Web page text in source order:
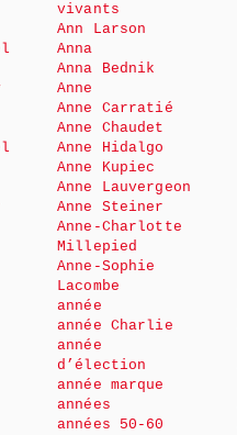
vivants
Ann Larson
Anna
Anna Bednik
Anne
Anne Carratié
Anne Chaudet
Anne Hidalgo
Anne Kupiec
Anne Lauvergeon
Anne Steiner
Anne-Charlotte
Millepied
Anne-Sophie
Lacombe
année
année Charlie
année
d’élection
année marque
années
années 50-60